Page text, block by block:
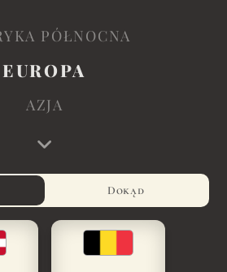
EUROPA
AZJA
PÓŁNOCNA
Dokąd